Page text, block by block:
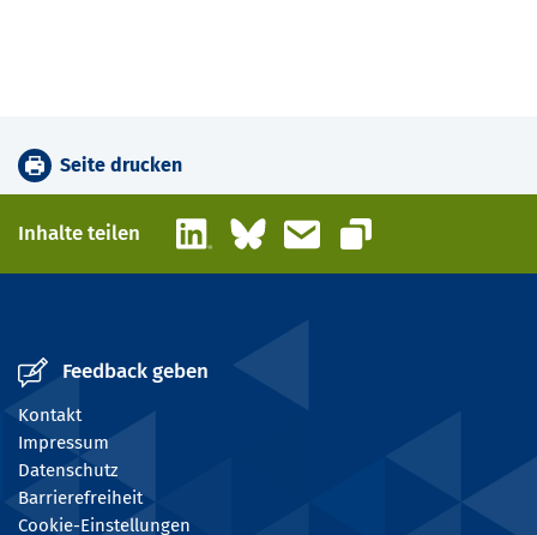
Seite drucken
Inhalte teilen LinkedInBlueskyE-Mail
Link kopieren
Feedback geben
Kontakt
Impressum
Datenschutz
Barrierefreiheit
Cookie-Einstellungen